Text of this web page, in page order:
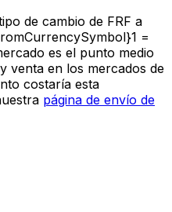
de cambio de FRF a
=
es el punto medio
venta en los mercados de
costaría esta
página de envío de